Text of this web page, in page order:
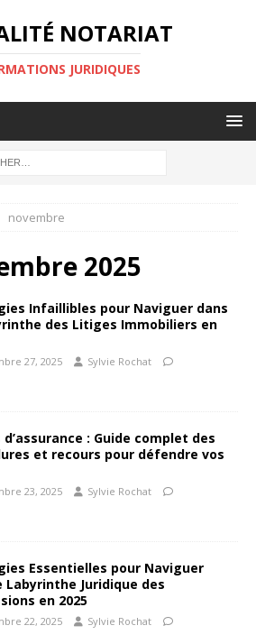
NOTARIAT
JURIDIQUES
novembre
2025
Infaillibles pour Naviguer dans
des Litiges Immobiliers en
27, 2025
Sylvie Rochat
: Guide complet des
et recours pour défendre vos
23, 2025
Sylvie Rochat
Essentielles pour Naviguer
Labyrinthe Juridique des
en 2025
22, 2025
Sylvie Rochat